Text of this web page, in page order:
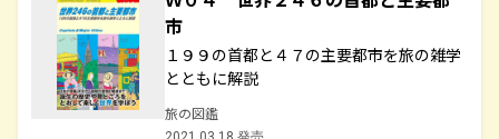
市
１９９の首都と４７の主要都市を旅の雑学
とともに解説
旅の図鑑